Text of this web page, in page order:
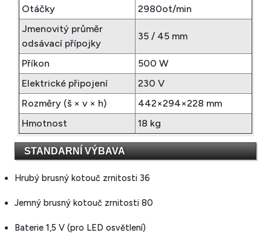
Otáčky
2980ot/min
Jmenovitý průměr
odsávací přípojky
35 / 45 mm
Příkon
500 W
Elektrické připojení
230 V
Rozměry (š × v × h)
442×294×228 mm
Hmotnost
18 kg
STANDARNÍ VÝBAVA
Hrubý brusný kotouč zrnitosti 36
Jemný brusný kotouč zrnitosti 80
Baterie 1,5 V (pro LED osvětlení)